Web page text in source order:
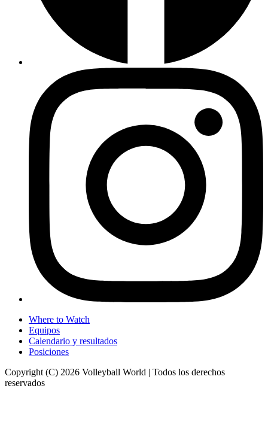
Where to Watch
Equipos
Calendario y resultados
Posiciones
Copyright (C) 2026 Volleyball World | Todos los derechos
reservados